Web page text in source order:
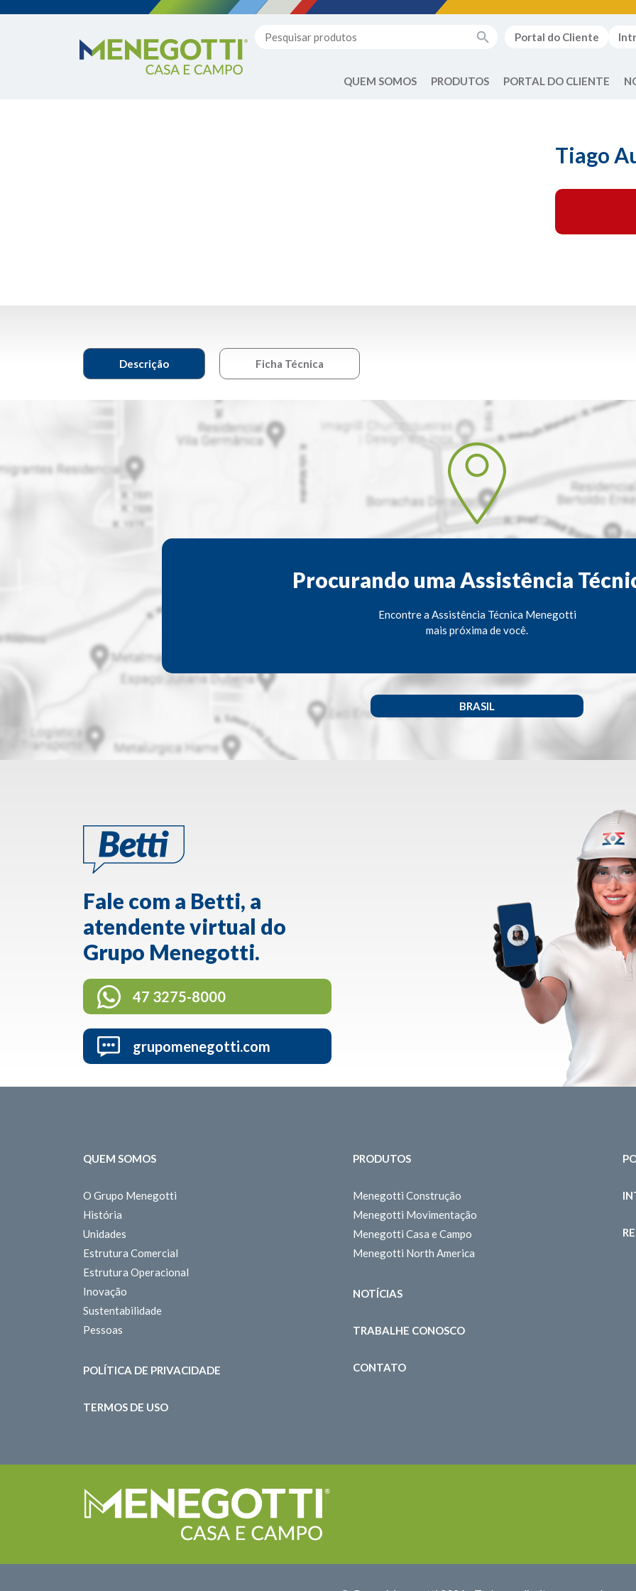
Portal do Cliente
QUEM SOMOS PRODUTOS PORTAL DO CLIENTE
Tiago
Descrição Ficha Técnica
Procurando uma Assistência
Encontre a Assistência Técnica Menegotti
mais próxima de você.
BRASIL
Fale com a Betti, a
atendente virtual do
Grupo Menegotti.
47 3275-8000
grupomenegotti.com
QUEM SOMOS
O Grupo Menegotti
História
Unidades
Estrutura Comercial
Estrutura Operacional
Inovação
Sustentabilidade
Pessoas
POLÍTICA DE PRIVACIDADE
TERMOS DE USO
PRODUTOS
Menegotti Construção
Menegotti Movimentação
Menegotti Casa e Campo
Menegotti North America
NOTÍCIAS
TRABALHE CONOSCO
CONTATO